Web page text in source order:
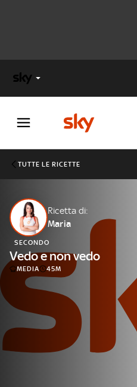
Cos’altro vedere:
PROGRAMMI SKY
Un mondo di offerte:
SKY.IT
NOW
TUTTE LE RICETTE
Ricetta di:
Maria
SECONDO
Vedo e non vedo
MEDIA 45M